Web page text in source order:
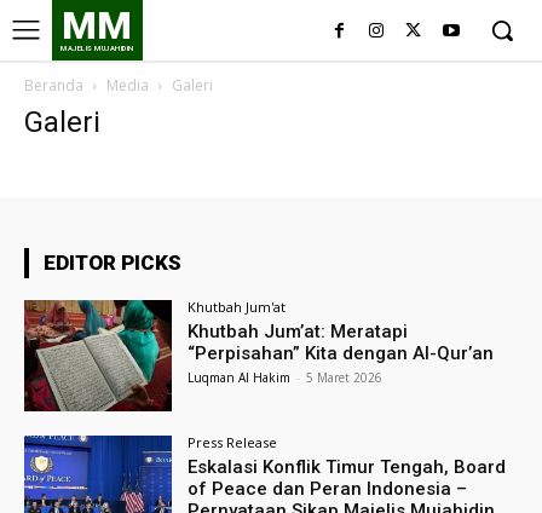
MM
MAJELIS MUJAHIDIN
Beranda Media Galeri
Galeri
EDITOR PICKS
Khutbah Jum'at
Khutbah Jum’at: Meratapi
“Perpisahan” Kita dengan Al-Qur’an
Luqman Al Hakim - 5 Maret 2026
Press Release
Eskalasi Konflik Timur Tengah, Board
of Peace dan Peran Indonesia –